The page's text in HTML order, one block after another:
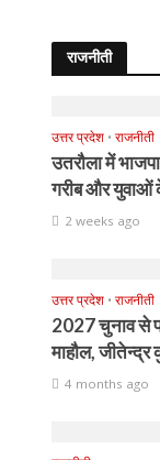
राजनीती
उत्तर प्रदेश • राजनीती
उतरौला में
गरीब और युवाओं
2 weeks ago
उत्तर प्रदेश • राजनीती
2027 चुनाव से
माहौल, जीतेन्द्र
4 months ago